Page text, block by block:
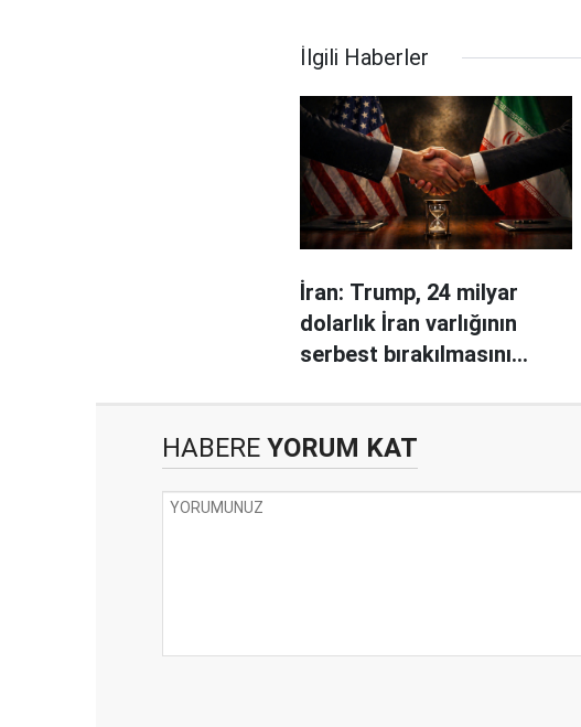
İlgili Haberler
İran: Trump, 24 milyar
dolarlık İran varlığının
serbest bırakılmasını
HABERE YORUM KAT